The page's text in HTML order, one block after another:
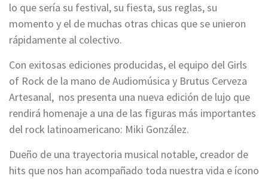
lo que sería su festival, su fiesta, sus reglas, su
momento y el de muchas otras chicas que se unieron
rápidamente al colectivo.
Con exitosas ediciones producidas, el equipo del Girls
of Rock de la mano de Audiomúsica y Brutus Cerveza
Artesanal, nos presenta una nueva edición de lujo que
rendirá homenaje a una de las figuras más importantes
del rock latinoamericano: Miki González.
Dueño de una trayectoria musical notable, creador de
hits que nos han acompañado toda nuestra vida e ícono